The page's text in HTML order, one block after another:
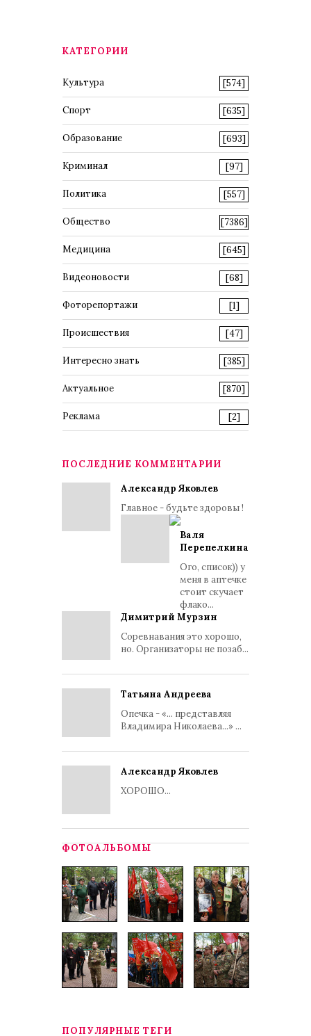
КАТЕГОРИИ
Культура [574]
Спорт [635]
Образование [693]
Криминал [97]
Политика [557]
Общество [7386]
Медицина [645]
Видеоновости [68]
Фоторепортажи [1]
Происшествия [47]
Интересно знать [385]
Актуальное [870]
Реклама [2]
ПОСЛЕДНИЕ КОММЕНТАРИИ
Александр Яковлев
Главное - будьте здоровы !
Валя
Перепелкина
Ого, список)) у
меня в аптечке
стоит скучает
флако...
Димитрий Мурзин
Соревнавания это хорошо,
но. Организаторы не позаб...
Татьяна Андреева
Опечка - «... представляя
Владимира Николаева...» ...
Александр Яковлев
ХОРОШО...
ФОТОАЛЬБОМЫ
ПОПУЛЯРНЫЕ ТЕГИ